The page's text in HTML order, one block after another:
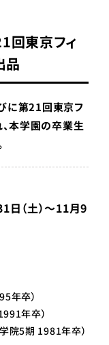
回東京フィ
品
に第21回東京フ
本学園の卒業生
（土）～11月9
年卒）
年卒）
院5期 1981年卒）